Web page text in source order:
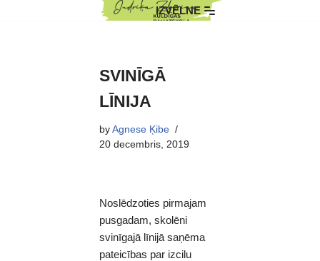
IZVĒLNE
SVINĪGĀ
LĪNIJA
by Agnese Ķibe
20 decembris, 2019
Noslēdzoties pirmajam
pusgadam, skolēni
svinīgajā līnijā saņēma
pateicības par izcilu